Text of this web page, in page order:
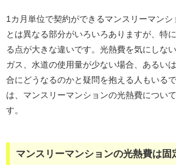
1カ月単位で契約ができるマンスリーマン
とは異なる部分がいろいろありますが、特
る点が大きな違いです。光熱費を気にしな
ガス、水道の使用量が少ない場合、あるい
合にどうなるのかと疑問を抱える人もいる
は、マンスリーマンションの光熱費につい
す。
マンスリーマンションの光熱費は固